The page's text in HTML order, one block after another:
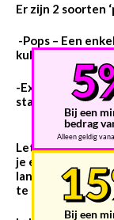
Er zijn 2 soorten
-Pops – Een
kubus.
-Explosies – de
stapel stukjes
Let op: dit kan
je eerste
langzame
te controleren.
Bij een
bedrag
Alleen geldig
Bij een